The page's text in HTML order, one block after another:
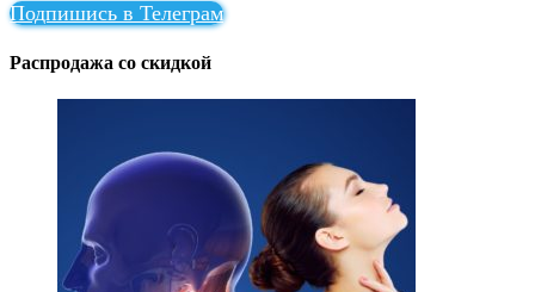
Подпишись в Телеграм
Распродажа со скидкой